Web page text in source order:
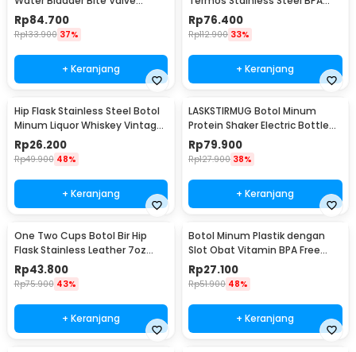
Hydration Bag 3L - BL018
Rp84.700
Rp133.900 37%
+ Keranjang
Free 400ml - K623
Rp76.400
Rp112.900 33%
+ Keranjang
Hip Flask Stainless Steel Botol
Minum Liquor Whiskey Vintage
7oz Jack Daniel - H-7
Rp26.200
Rp49.900 48%
+ Keranjang
LASKSTIRMUG Botol Minum
Protein Shaker Electric Bottle
BPA Free 480ml - 1505
Rp79.900
Rp127.900 38%
+ Keranjang
One Two Cups Botol Bir Hip
Flask Stainless Leather 7oz
with Shot Glass
Rp43.800
Rp75.900 43%
+ Keranjang
Botol Minum Plastik dengan
Slot Obat Vitamin BPA Free
600ml - 830
Rp27.100
Rp51.900 48%
+ Keranjang